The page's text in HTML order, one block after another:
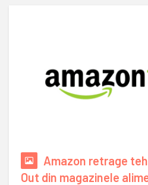
Amazon retrage
Out din magazinele